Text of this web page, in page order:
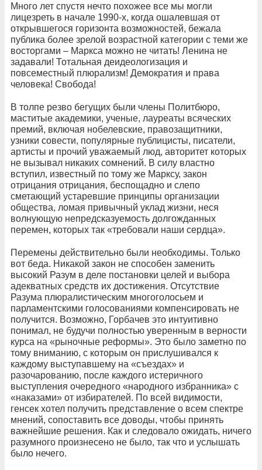
Много лет спустя нечто похожее все мы могли
лицезреть в начале 1990-х, когда ошалевшая от
открывшегося горизонта возможностей, бежала
публика более зрелой возрастной категории с теми же
восторгами – Маркса можно не читать! Ленина не
задавали! Тотальная деидеологизация и
повсеместный плюрализм! Демократия и права
человека! Свобода!
В толпе резво бегущих были члены Политбюро,
маститые академики, ученые, лауреаты всяческих
премий, включая нобелевские, правозащитники,
узники совести, популярные публицисты, писатели,
артисты и прочий уважаемый люд, авторитет которых
не вызывал никаких сомнений. В силу властно
вступил, известный по тому же Марксу, закон
отрицания отрицания, беспощадно и слепо
сметающий устаревшие принципы организации
общества, ломая привычный уклад жизни, неся
волнующую непредсказуемость долгожданных
перемен, которых так «требовали наши сердца».
Перемены действительно были необходимы. Только
вот беда. Никакой закон не способен заменить
высокий Разум в деле постановки целей и выбора
адекватных средств их достижения. Отсутствие
Разума плюралистическим многоголосьем и
парламентскими голосованиями компенсировать не
получится. Возможно, Горбачев это интуитивно
понимал, не будучи полностью уверенным в верности
курса на «рыночные реформы». Это было заметно по
тому вниманию, с которым он прислушивался к
каждому выступавшему на «съездах» и
разочарованию, после каждого истеричного
выступления очередного «народного избранника» с
«наказами» от избирателей. По всей видимости,
генсек хотел получить представление о всем спектре
мнений, сопоставить все доводы, чтобы принять
важнейшие решения. Как и следовало ожидать, ничего
разумного произнесено не было, так что и услышать
было нечего.